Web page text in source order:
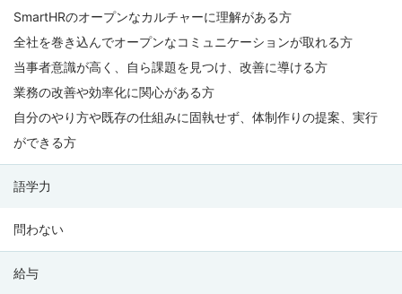
SmartHRのオープンなカルチャーに理解がある方
全社を巻き込んでオープンなコミュニケーションが取れる方
当事者意識が高く、自ら課題を見つけ、改善に導ける方
業務の改善や効率化に関心がある方
自分のやり方や既存の仕組みに固執せず、体制作りの提案、実行
ができる方
語学力
問わない
給与